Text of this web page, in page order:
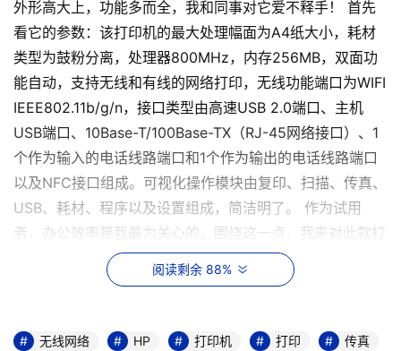
外形高大上，功能多而全，我和同事对它爱不释手！ 首先
看它的参数：该打印机的最大处理幅面为A4纸大小，耗材
类型为鼓粉分离，处理器800MHz，内存256MB，双面功
能自动，支持无线和有线的网络打印，无线功能端口为WIFI
IEEE802.11b/g/n，接口类型由高速USB 2.0端口、主机
USB端口、10Base-T/100Base-TX（RJ-45网络接口）、1
个作为输入的电话线路端口和1个作为输出的电话线路端口
以及NFC接口组成。可视化操作模块由复印、扫描、传真、
USB、耗材、程序以及设置组成，简洁明了。 作为试用
者，办公效率是我最为关心的，围绕这一点，我来对此款打
印机进行三项基础评测：无线网络连接速度
阅读剩余 88%
无线网络 HP 打印机 打印
传真